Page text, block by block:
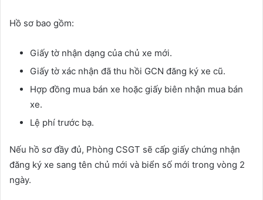
Hồ sơ bao gồm:
Giấy tờ nhận dạng của chủ xe mới.
Giấy tờ xác nhận đã thu hồi GCN đăng ký xe cũ.
Hợp đồng mua bán xe hoặc giấy biên nhận mua bán
xe.
Lệ phí trước bạ.
Nếu hồ sơ đầy đủ, Phòng CSGT sẽ cấp giấy chứng nhận
đăng ký xe sang tên chủ mới và biển số mới trong vòng 2
ngày.